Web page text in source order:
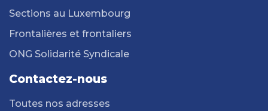
Sections au Luxembourg
Frontalières et frontaliers
ONG Solidarité Syndicale
Contactez-nous
Toutes nos adresses